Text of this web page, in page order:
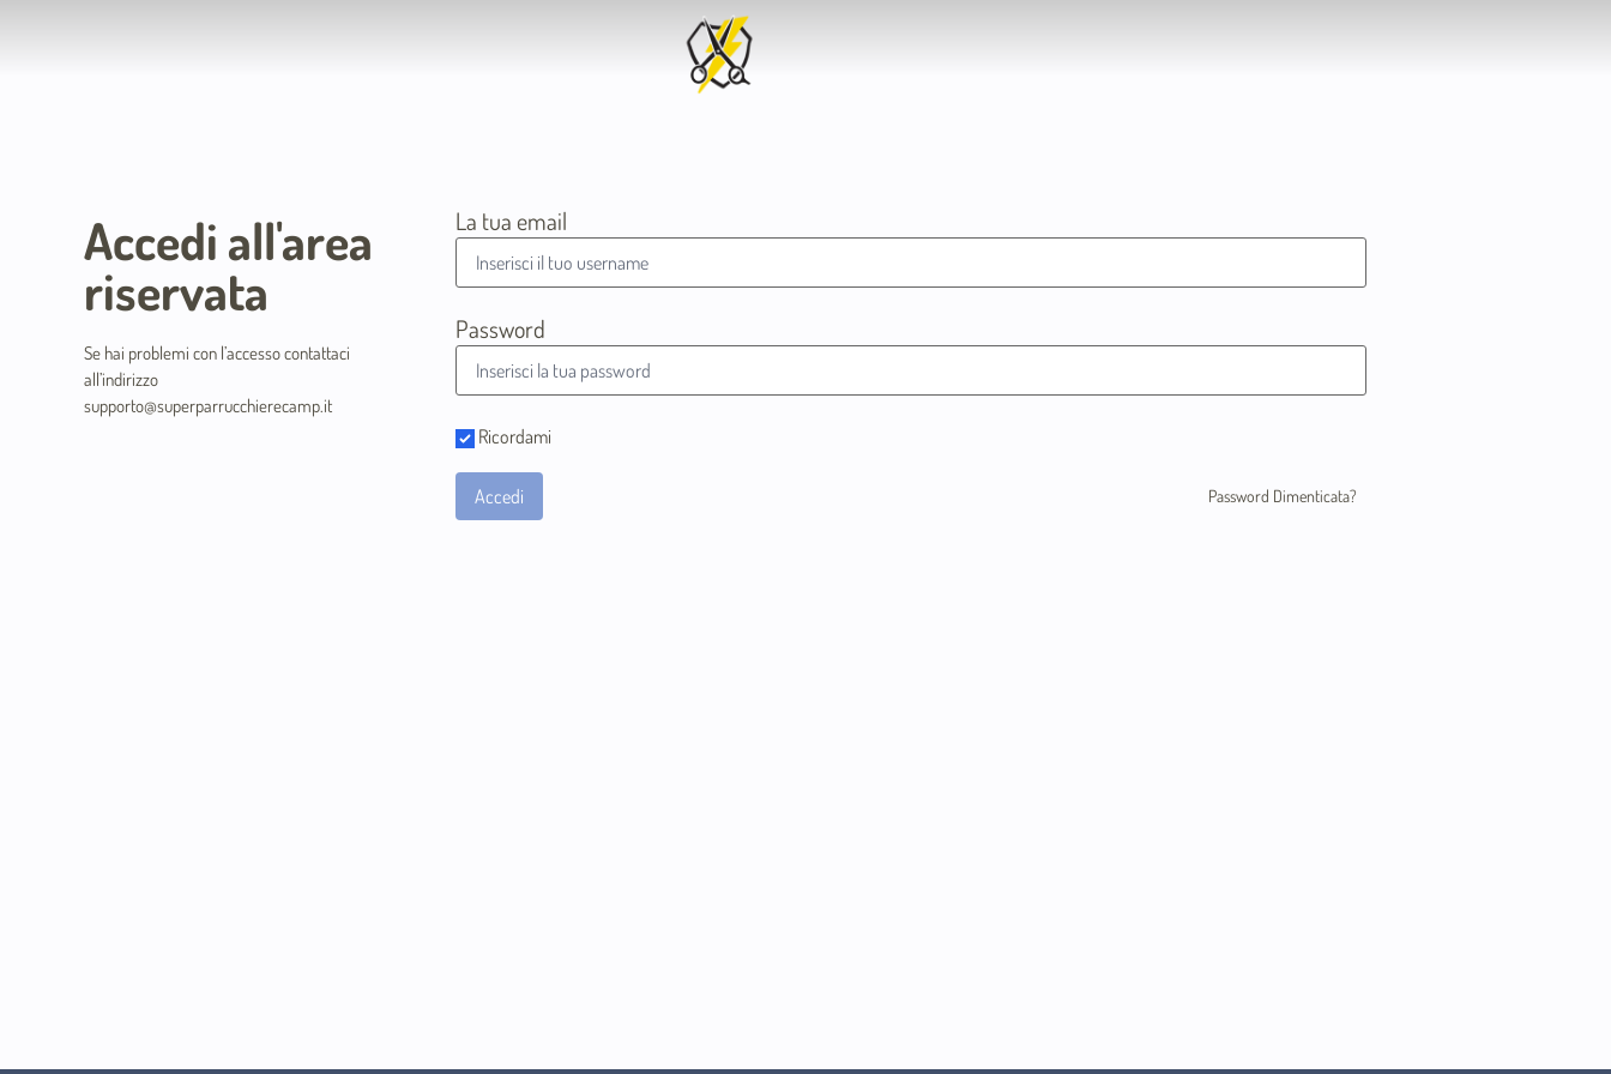
Accedi all'area
riservata
Se hai problemi con l’accesso contattaci
all’indirizzo
supporto@superparrucchierecamp.it
La tua email
Password
Ricordami
Accedi Password Dimenticata?